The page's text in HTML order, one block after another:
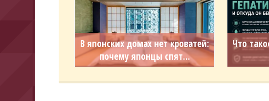
В японских домах нет кроватей:
почему японцы спят...
Что